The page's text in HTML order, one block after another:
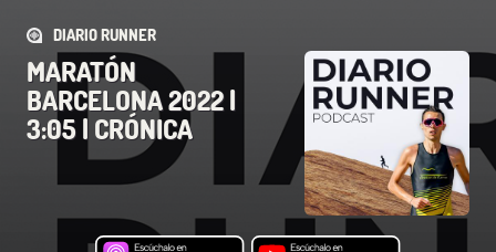
DIARIO RUNNER
MARATÓN
BARCELONA 2022 |
3:05 | CRÓNICA